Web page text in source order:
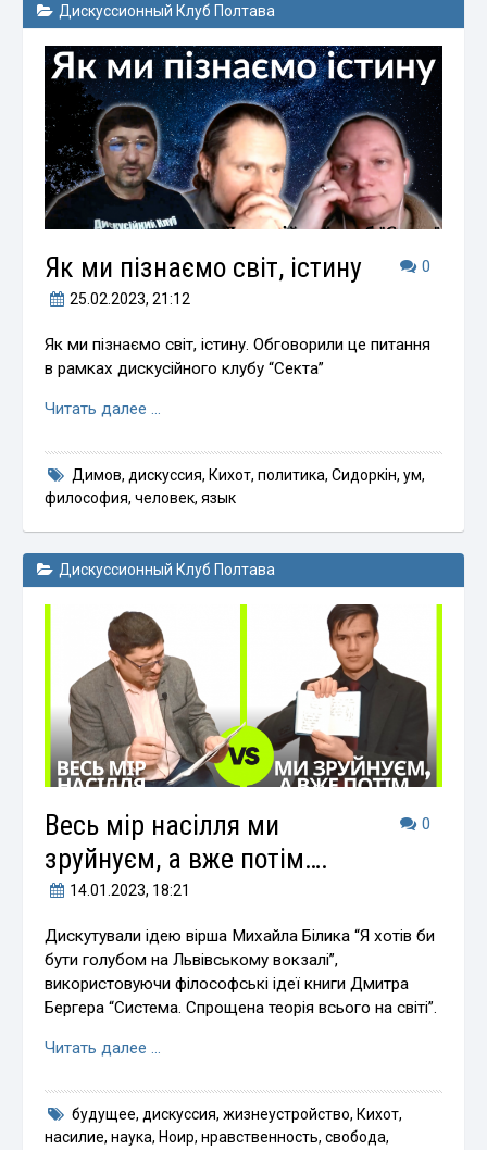
Дискуссионный Клуб Полтава
0
Як ми пізнаємо світ, істину
25.02.2023, 21:12
Як ми пізнаємо світ, істину. Обговорили це питання
в рамках дискусійного клубу “Секта”
Читать далее …
Димов, дискуссия, Кихот, политика, Сидоркін, ум,
философия,человек,язык
Дискуссионный Клуб Полтава
0
Весь мір насілля ми
зруйнуєм, а вже потім….
14.01.2023, 18:21
Дискутували ідею вірша Михайла Білика “Я хотів би
бути голубом на Львівському вокзалі”,
використовуючи філософські ідеї книги Дмитра
Бергера “Система. Спрощена теорія всього на світі”.
Читать далее …
будущее, дискуссия, жизнеустройство, Кихот,
насилие,наука, Ноир,нравственность,свобода,